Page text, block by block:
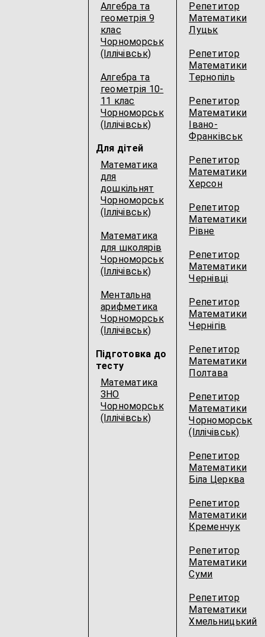
Алгебра та
геометрія 9
клас
Чорноморськ
(Іллічівськ)
Алгебра та
геометрія 10-
11 клас
Чорноморськ
(Іллічівськ)
Для дітей
Математика
для
дошкільнят
Чорноморськ
(Іллічівськ)
Математика
для школярів
Чорноморськ
(Іллічівськ)
Ментальна
арифметика
Чорноморськ
(Іллічівськ)
Підготовка до
тесту
Математика
ЗНО
Чорноморськ
(Іллічівськ)
Репетитор
Математики
Луцьк
Репетитор
Математики
Тернопіль
Репетитор
Математики
Івано-
Франківськ
Репетитор
Математики
Херсон
Репетитор
Математики
Рівне
Репетитор
Математики
Чернівці
Репетитор
Математики
Чернігів
Репетитор
Математики
Полтава
Репетитор
Математики
Чорноморськ
(Іллічівськ)
Репетитор
Математики
Біла Церква
Репетитор
Математики
Кременчук
Репетитор
Математики
Суми
Репетитор
Математики
Хмельницький